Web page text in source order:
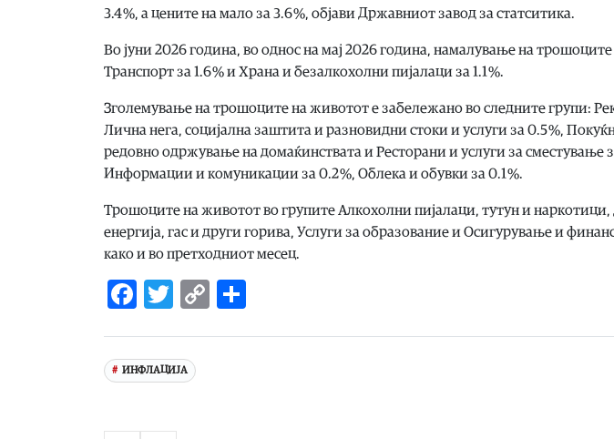
3.4 %, а цените на мало за 3.6 %, објави Државниот завод за статситика.
Во јуни 2026 година, во однос на мај 2026 година, намалување на
Транспорт за 1.6 % и Храна и безалкохолни пијалаци за 1.1 %.
Зголемување на трошоците на животот е забележано во следните групи:
Лична нега, социјална заштита и разновидни стоки и услуги за 0.5 %,
редовно одржување на домаќинствата и Ресторани и услуги за сместување
Информации и комуникации за 0.2 %, Облека и обувки за 0.1 %.
Трошоците на животот во групите Алкохолни пијалаци, тутун и
енергија, гас и други горива, Услуги за образование и Осигурување и
како и во претходниот месец.
Facebook
Twitter
Copy
ИНФЛАЦИЈА